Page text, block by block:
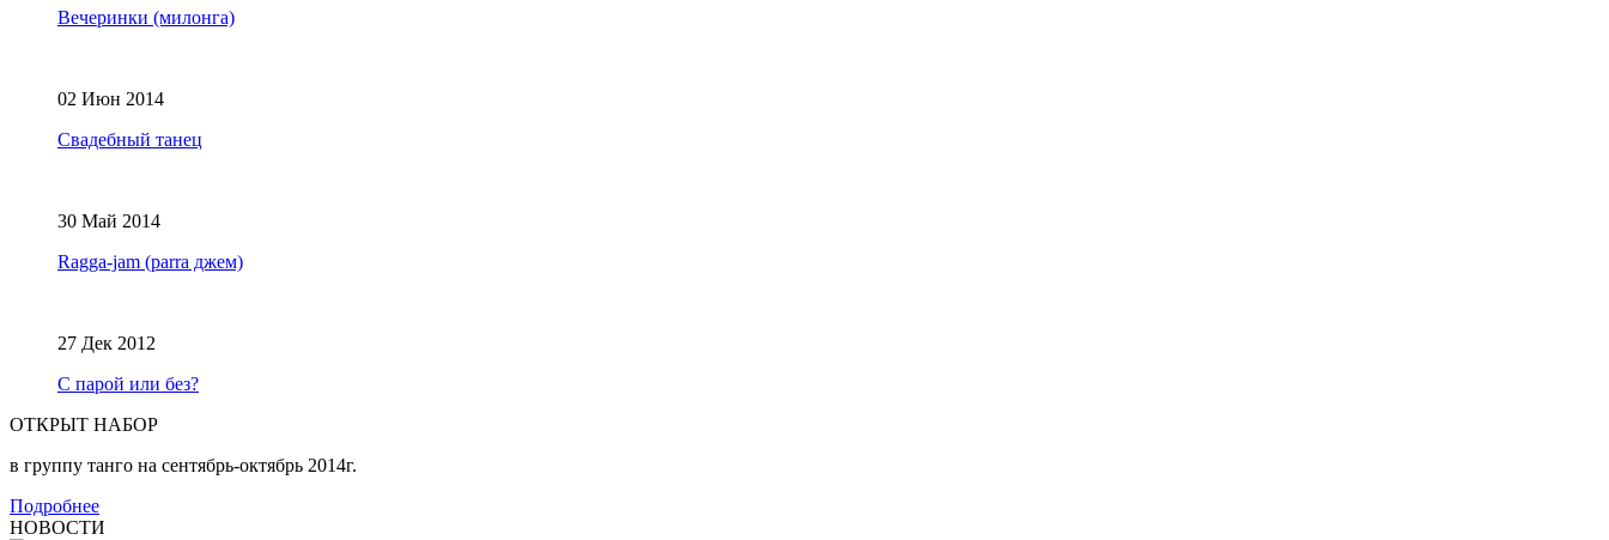
Вечеринки (милонга)
02 Июн 2014
Свадебный танец
30 Май 2014
Ragga-jam (parra джем)
27 Дек 2012
С парой или без?
ОТКРЫТ НАБОР
в группу танго на сентябрь-октябрь 2014г.
Подробнее
НОВОСТИ